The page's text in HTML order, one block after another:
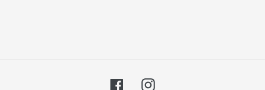
FacebookInstagram